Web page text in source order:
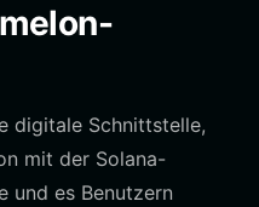
digitale Schnittstelle,
mit der Solana-
und es Benutzern